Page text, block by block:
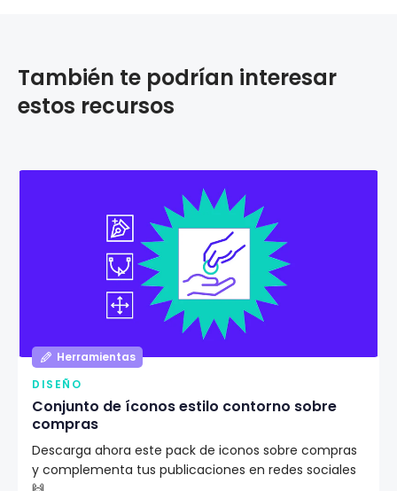
También te podrían interesar
estos recursos
Herramientas
DISEÑO
Conjunto de íconos estilo contorno sobre
compras
Descarga ahora este pack de iconos sobre compras
y complementa tus publicaciones en redes sociales